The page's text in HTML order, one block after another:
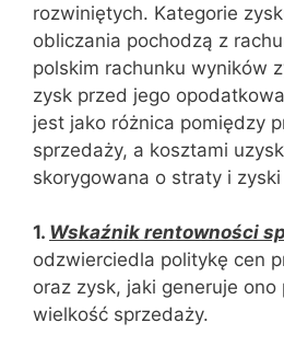
rozwiniętych. Kategorie
obliczania pochodzą z
polskim rachunku wyników
zysk przed jego
jest jako różnica pomiędzy
sprzedaży, a kosztami
skorygowana o straty i
1. Wskaźnik rentowności
odzwierciedla politykę cen
oraz zysk, jaki generuje ono
wielkość sprzedaży.